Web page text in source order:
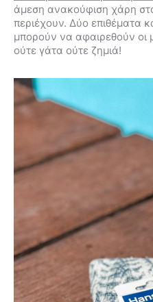
άμεση ανακούφιση χάρη
περιέχουν. Δύο επιθέματα
μπορούν να αφαιρεθούν οι
ούτε γάτα ούτε ζημιά!